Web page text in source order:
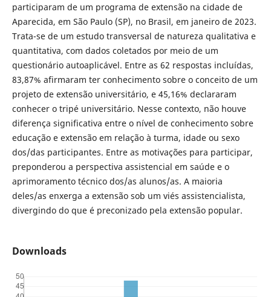
participaram de um programa de extensão na cidade de
Aparecida, em São Paulo (SP), no Brasil, em janeiro de 2023.
Trata-se de um estudo transversal de natureza qualitativa e
quantitativa, com dados coletados por meio de um
questionário autoaplicável. Entre as 62 respostas incluídas,
83,87% afirmaram ter conhecimento sobre o conceito de um
projeto de extensão universitário, e 45,16% declararam
conhecer o tripé universitário. Nesse contexto, não houve
diferença significativa entre o nível de conhecimento sobre
educação e extensão em relação à turma, idade ou sexo
dos/das participantes. Entre as motivações para participar,
preponderou a perspectiva assistencial em saúde e o
aprimoramento técnico dos/as alunos/as. A maioria
deles/as enxerga a extensão sob um viés assistencialista,
divergindo do que é preconizado pela extensão popular.
Downloads